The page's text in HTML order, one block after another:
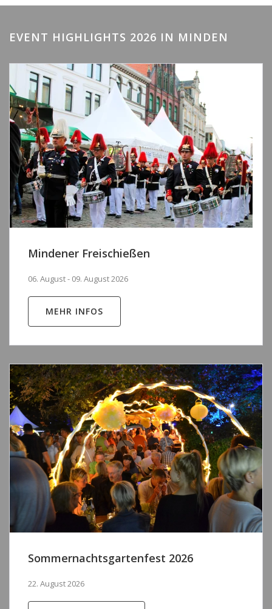
EVENT HIGHLIGHTS 2026 IN MINDEN
Mindener Freischießen
06. August - 09. August 2026
MEHR INFOS
Sommernachtsgartenfest 2026
22. August 2026